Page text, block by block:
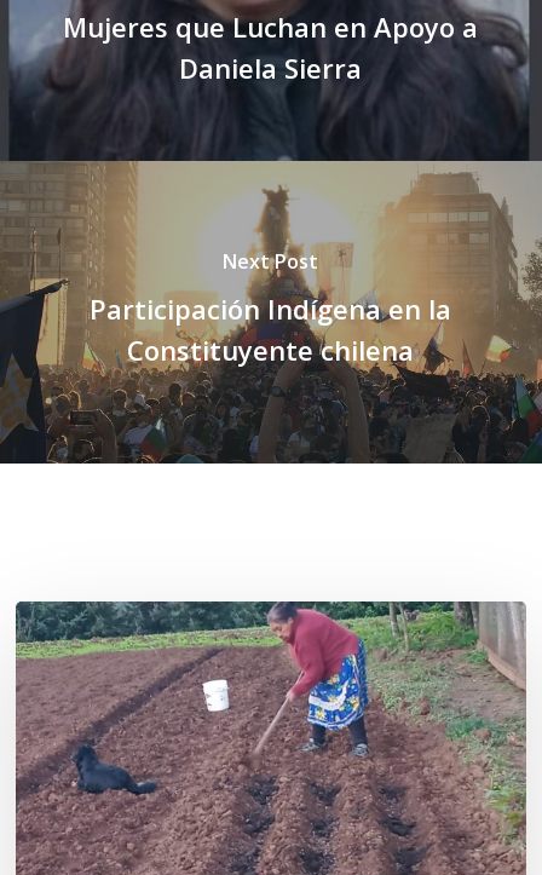
Mujeres que Luchan en Apoyo a
Daniela Sierra
Next Post
Participación Indígena en la
Constituyente chilena
«La
privatización
de
las
semillas
constituye
una